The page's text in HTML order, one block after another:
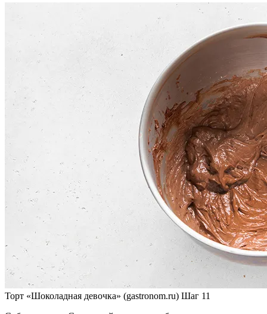
Торт «Шоколадная девочка» (gastronom.ru) Шаг 11